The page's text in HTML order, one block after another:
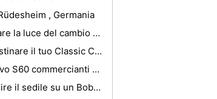
, Germania
Come cambiare la luce del cambio nella console di una Toyota Camry
Prima di ripristinare il tuo Classic Car - E 'Prep
Ft. Myers Volvo S60 commercianti sono entusiasti del nuovo modello 2011
Come sostituire il sedile su un Bobcat